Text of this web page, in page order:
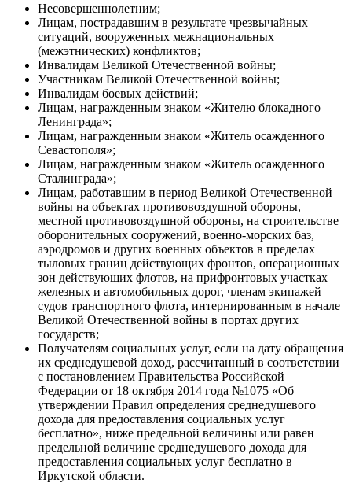
Несовершеннолетним;
Лицам, пострадавшим в результате чрезвычайных
ситуаций, вооруженных межнациональных
(межэтнических) конфликтов;
Инвалидам Великой Отечественной войны;
Участникам Великой Отечественной войны;
Инвалидам боевых действий;
Лицам, награжденным знаком «Жителю блокадного
Ленинграда»;
Лицам, награжденным знаком «Житель осажденного
Севастополя»;
Лицам, награжденным знаком «Житель осажденного
Сталинграда»;
Лицам, работавшим в период Великой Отечественной
войны на объектах противовоздушной обороны,
местной противовоздушной обороны, на строительстве
оборонительных сооружений, военно-морских баз,
аэродромов и других военных объектов в пределах
тыловых границ действующих фронтов, операционных
зон действующих флотов, на прифронтовых участках
железных и автомобильных дорог, членам экипажей
судов транспортного флота, интернированным в начале
Великой Отечественной войны в портах других
государств;
Получателям социальных услуг, если на дату обращения
их среднедушевой доход, рассчитанный в соответствии
с постановлением Правительства Российской
Федерации от 18 октября 2014 года №1075 «Об
утверждении Правил определения среднедушевого
дохода для предоставления социальных услуг
бесплатно», ниже предельной величины или равен
предельной величине среднедушевого дохода для
предоставления социальных услуг бесплатно в
Иркутской области.